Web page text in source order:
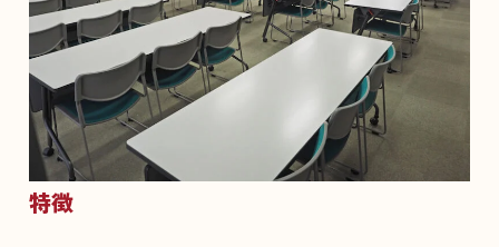
特徴